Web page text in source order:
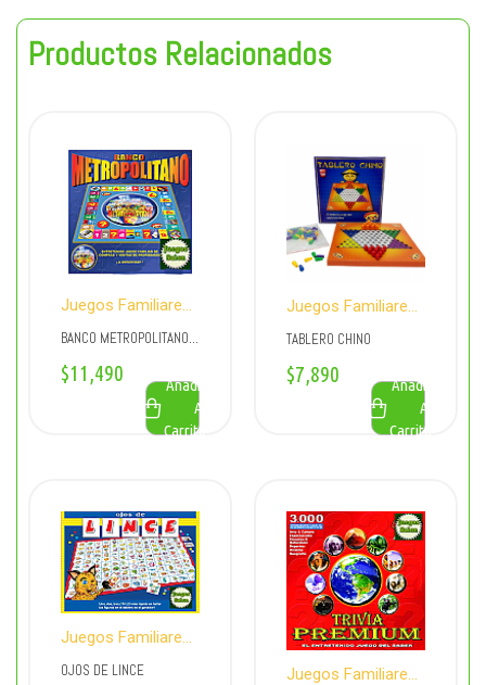
Productos Relacionados
Juegos Familiares
y Educativos
BANCO METROPOLITANO
(MONOPOLIO)
$11,490
Añadir
Al
Carrito
Juegos Familiares
y Educativos
TABLERO CHINO
$7,890
Añadir
Al
Carrito
Juegos Familiares
y Educativos
OJOS DE LINCE
Juegos Familiares